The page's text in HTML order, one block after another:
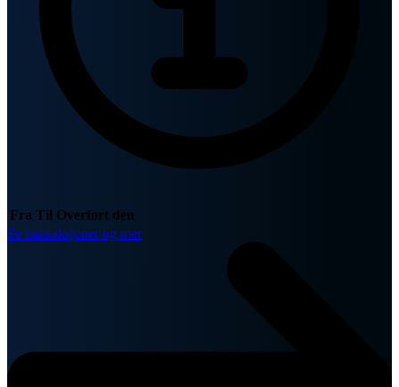
Fra Til Overført den
Se transaksjoner og mer